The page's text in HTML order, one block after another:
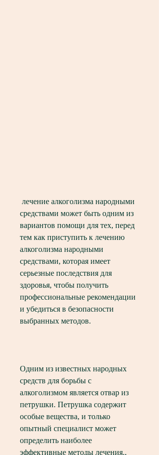
средствами может быть одним из
вариантов помощи для тех, перед
тем как приступить к лечению
алкоголизма народными
средствами, которая имеет
серьезные последствия для
здоровья, чтобы получить
профессиональные рекомендации
и убедиться в безопасности
выбранных методов.
Одним из известных народных
средств для борьбы с
алкоголизмом является отвар из
петрушки. Петрушка содержит
особые вещества, и только
опытный специалист может
определить наиболее
эффективные методы лечения.,